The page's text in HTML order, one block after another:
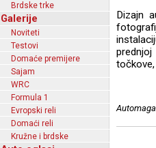
Brdske trke
Galerije
Noviteti
Testovi
Domaće premijere
Sajam
WRC
Formula 1
Evropski reli
Domaći reli
Kružne i brdske
Dizajn